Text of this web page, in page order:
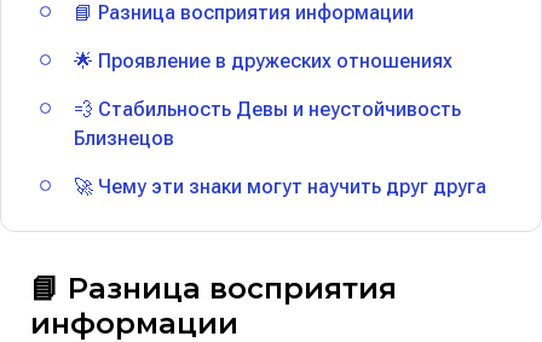
📘 Разница восприятия информации
🌟 Проявление в дружеских отношениях
💨 Стабильность Девы и неустойчивость
Близнецов
🚀 Чему эти знаки могут научить друг друга
📘 Разница восприятия
информации